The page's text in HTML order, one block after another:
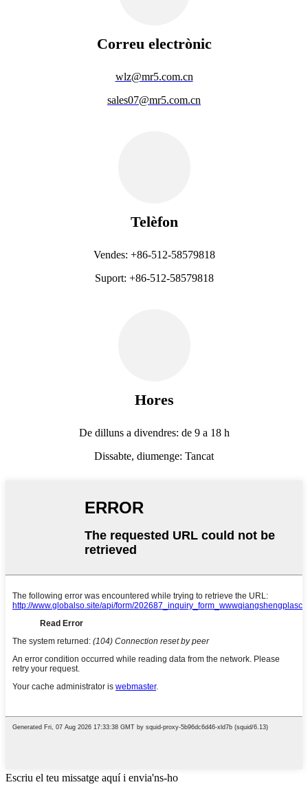
Correu electrònic
wlz@mr5.com.cn
sales07@mr5.com.cn
Telèfon
Vendes: +86-512-58579818
Suport: +86-512-58579818
Hores
De dilluns a divendres: de 9 a 18 h
Dissabte, diumenge: Tancat
Escriu el teu missatge aquí i envia'ns-ho